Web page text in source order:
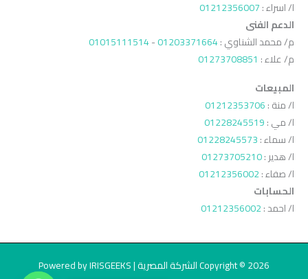
ا/ اسراء :01212356007
الدعم الفنى
م/ محمد الشناوي :01203371664
-
01015111514
م/ علاء : 01273708851
المبيعات
ا/ منة :01212353706
ا/ مي :01228245519
ا/ سماء :01228245573
ا/ هدير :01273705210
ا/ صفاء :01212356002
الحسابات
ا/ احمد :01212356002
Copyright © 2026 الشركة المصرية | Powered by IRISGEEKS